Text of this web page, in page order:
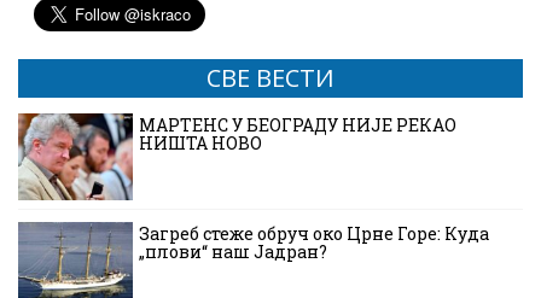
СВЕ ВЕСТИ
МАРТЕНС У БЕОГРАДУ НИЈЕ РЕКАО
НИШТА НОВО
Загреб стеже обруч око Црне Горе: Куда
„плови“ наш Јадран?